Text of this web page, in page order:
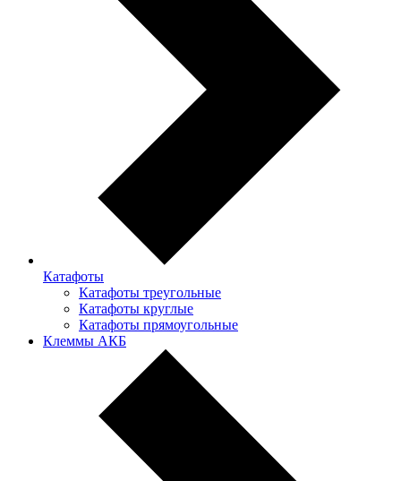
Катафоты
Катафоты треугольные
Катафоты круглые
Катафоты прямоугольные
Клеммы АКБ